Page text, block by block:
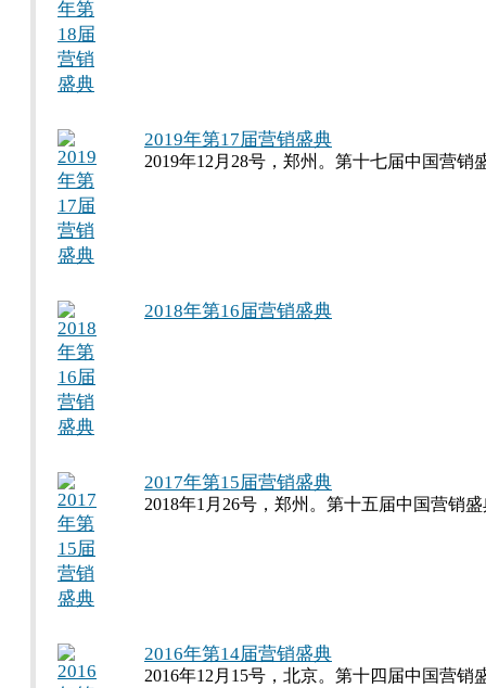
2019年第17届营销盛典
2019年12月28号，郑州。第十七届中国营销
2018年第16届营销盛典
2017年第15届营销盛典
2018年1月26号，郑州。第十五届中国营销
2016年第14届营销盛典
2016年12月15号，北京。第十四届中国营销